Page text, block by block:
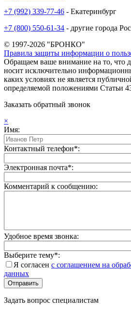
+7 (992) 339-77-46 - Екатеринбург
+7 (800) 550-61-34 - другие города
© 1997-2026 "БРОНКО"
Правила защиты информации о
Обращаем ваше внимание на то, что
носит исключительно
каких условиях не является
определяемой положениями Статьи
Заказать обратный звонок
×
Имя:
Контактный телефон*:
Электронная почта*:
Комментарий к сообщению:
Удобное время звонка:
Выберите тему*:
Я согласен с соглашением на
данных
Задать вопрос специалистам